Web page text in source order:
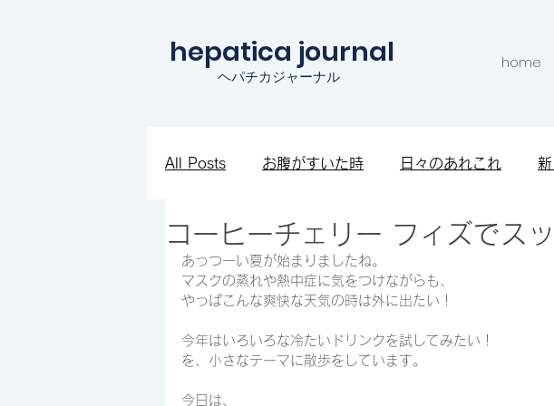
ヘパチカジャーナル
home
hepatica journal
All Posts お腹がすいた時 日々のあれこれ
知見を広めたい時 ワクワクしたい時 キレイ
コーヒーチェリー フィズでスッ
あっつーい夏が始まりましたね。
マスクの蒸れや熱中症に気をつけながらも、
やっぱこんな爽快な天気の時は外に出たい！
今年はいろいろな冷たいドリンクを試してみたい！
を、小さなテーマに散歩をしています。
今日は、